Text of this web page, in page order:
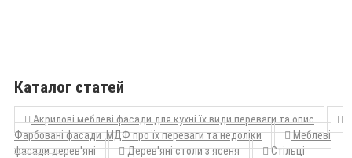
Каталог статей
Акрилові меблеві фасади для кухні їх види переваги та опис
Фарбовані фасади МДФ про їх переваги та недоліки
Меблеві
фасади дерев'яні
Дерев'яні столи з ясеня
Стільці